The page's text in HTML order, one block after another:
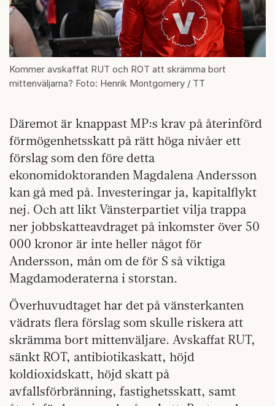
Kommer avskaffat RUT och ROT att skrämma bort
mittenväljarna? Foto: Henrik Montgomery / TT
Däremot är knappast MP:s krav på återinförd
förmögenhetsskatt på rätt höga nivåer ett
förslag som den före detta
ekonomidoktoranden Magdalena Andersson
kan gå med på. Investeringar ja, kapitalflykt
nej. Och att likt Vänsterpartiet vilja trappa
ner jobbskatteavdraget på inkomster över 50
000 kronor är inte heller något för
Andersson, mån om de för S så viktiga
Magdamoderaterna i storstan.
Överhuvudtaget har det på vänsterkanten
vädrats flera förslag som skulle riskera att
skrämma bort mittenväljare. Avskaffat RUT,
sänkt ROT, antibiotikaskatt, höjd
koldioxidskatt, höjd skatt på
avfallsförbränning, fastighetsskatt, samt